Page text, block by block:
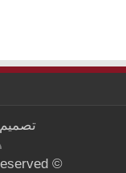
تصميم
© Copyright 2026, All Rights Reserved